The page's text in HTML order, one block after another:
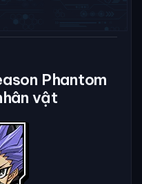
Phantom
vật